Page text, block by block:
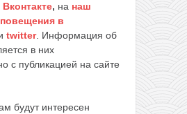
Вконтакте, на наш
в
twitter. Информация об
в них
с публикацией на сайте
будут интересен